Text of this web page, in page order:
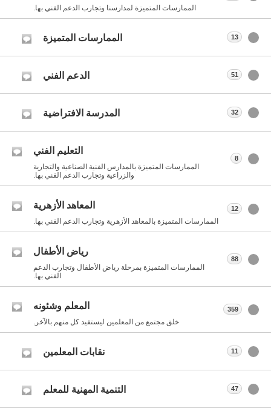
الممارسات المتميزة لمدارسنا وتجارب الدعم الفني بها.
الممارسات المتميزة 13
الدعم الفني 51
المدرسة الافتراضية 32
التعليم الفني
الممارسات المتميزة بالمدارس الفنية الصناعية والتجارية
والزراعية وتجارب الدعم الفني بها.
8
المعاهد الأزهرية
الممارسات المتميزة بالمعاهد الأزهرية وتجارب الدعم الفني بها.
12
رياض الأطفال
الممارسات المتميزة بمرحلة رياض الأطفال وتجارب الدعم
الفني بها.
88
المعلم وشئونه
خلق مجتمع من المعلمين ليستفيد كل منهم بالآخر.
359
نقابات المعلمين 11
التنمية المهنية للمعلم 47